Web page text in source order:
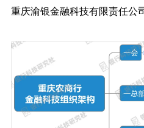
重庆渝银金融科技有限责任公